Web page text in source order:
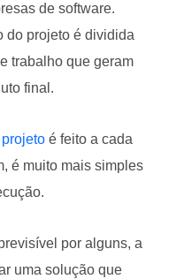
de software.
do projeto é dividida
trabalho que geram
final.
é feito a cada
é muito mais simples
por alguns, a
uma solução que